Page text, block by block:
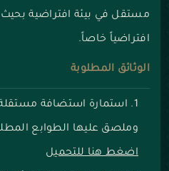
مستقل في بيئة افتراضية
افتراضياً خاصاً.
الوثائق المطلوبة
استمارة استضافة
وملصق عليها الطوابع
اضغط هنا للتحميل